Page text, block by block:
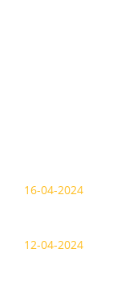
16-04-2024
12-04-2024